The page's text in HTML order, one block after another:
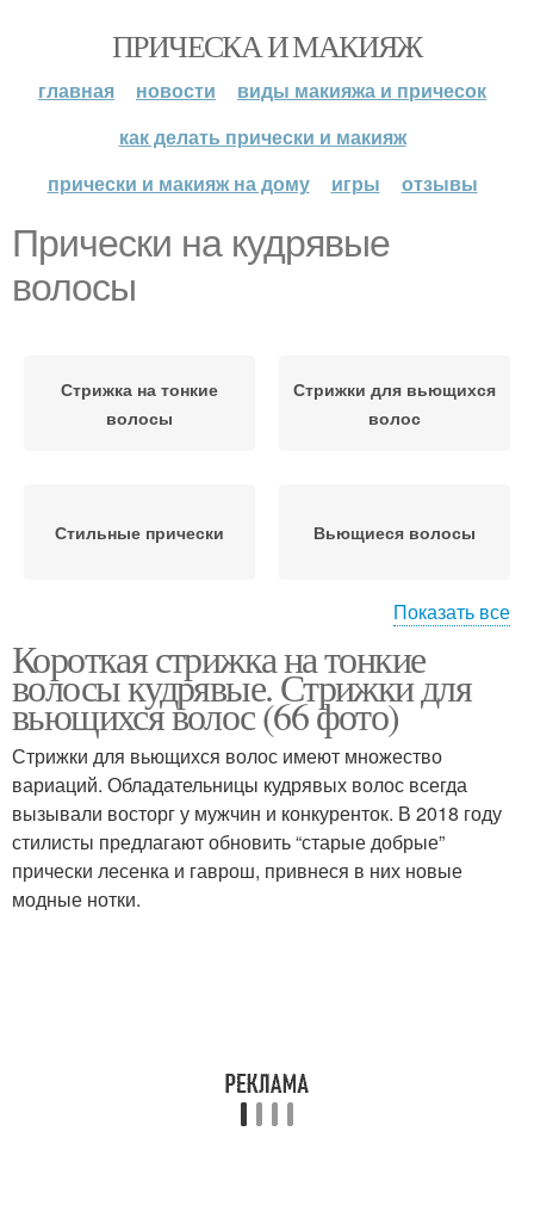
ПРИЧЕСКА И МАКИЯЖ
главная новости
виды макияжа и причесок
как делать прически и макияж
прически и макияж на дому
игры отзывы
Прически на кудрявые
волосы
Стрижка на тонкие
волосы
Стрижки для вьющихся
волос
Стильные прически Вьющиеся волосы
Волнистые волосы Кудрявые волосы
Стрижки на кудрявые
волосы
Стрижки для пушистых
волос
Стрижки на пушистые
Показать все
Короткая стрижка на тонкие
волосы кудрявые. Стрижки для
вьющихся волос (66 фото)
Стрижки для вьющихся волос имеют множество
вариаций. Обладательницы кудрявых волос всегда
вызывали восторг у мужчин и конкуренток. В 2018 году
стилисты предлагают обновить “старые добрые”
прически лесенка и гаврош, привнеся в них новые
модные нотки.